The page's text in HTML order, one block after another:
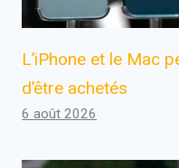
L’iPhone et le Mac
d’être achetés
6 août 2026